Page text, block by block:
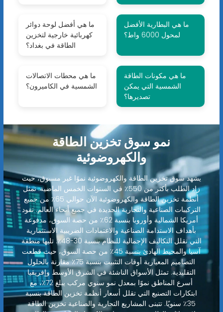
ما هي أفضل لوحة دوائر
كهربائية خارجية لتخزين
الطاقة في بغداد؟
ما هي البطارية الأفضل
لمحول 6000 واط؟
ما هي محطات الاتصالات
الشمسية في الكاميرون؟
ما هي مكونات الطاقة
الشمسية التي يمكن
تصديرها؟
نمو سوق تخزين الطاقة
والكهروضوئية
يشهد سوق تخزين الطاقة والكهروضوئية نموًا غير مسبوق، حيث
زاد الطلب بأكثر من 550٪ في السنوات الخمس الماضية. تمثل
أنظمة تخزين الطاقة والكهروضوئية الآن حوالي 65٪ من جميع
التركيبات الصناعية والتجارية الجديدة في جميع أنحاء العالم. تقود
أمريكا الشمالية وأوروبا بنسبة 62٪ من حصة السوق، مدفوعة
بأهداف الاستدامة الصناعية والاعتمادات الضريبية الاستثمارية
التي تقلل التكاليف الإجمالية للنظام بنسبة 30-48٪. تليها منطقة
آسيا والمحيط الهادئ بنسبة 45٪ من حصة السوق، حيث قطعت
التصاميم المعيارية أوقات التثبيت بنسبة 75٪ مقارنة بالحلول
التقليدية. تمثل الأسواق الناشئة في الشرق الأوسط وإفريقيا
أسرع المناطق نموًا بمعدل نمو سنوي مركب يبلغ 72٪، مع
ابتكارات التصنيع التي تقلل أسعار أنظمة تخزين الطاقة بنسبة
35٪ سنويًا. تتبنى المشاريع التجارية والصناعية تخزين الطاقة